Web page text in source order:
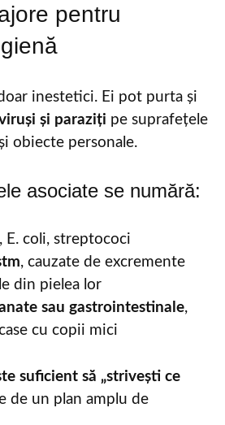
pentru
inestetici. Ei pot purta și
și paraziți pe suprafețele
obiecte personale.
asociate se numără:
, E. coli, streptococi
, cauzate de excremente
din pielea lor
sau gastrointestinale,
cu copii mici
suficient să „strivești ce
de un plan amplu de